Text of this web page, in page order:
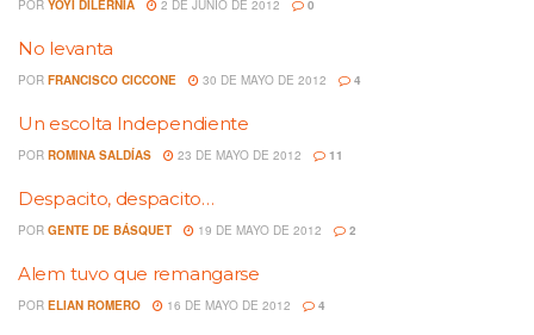
POR YOYI DILERNIA 2 DE JUNIO DE 2012 0
No levanta
POR FRANCISCO CICCONE 30 DE MAYO DE 2012 4
Un escolta Independiente
POR ROMINA SALDÍAS 23 DE MAYO DE 2012 11
Despacito, despacito…
POR GENTE DE BÁSQUET 19 DE MAYO DE 2012 2
Alem tuvo que remangarse
POR ELIAN ROMERO 16 DE MAYO DE 2012 4